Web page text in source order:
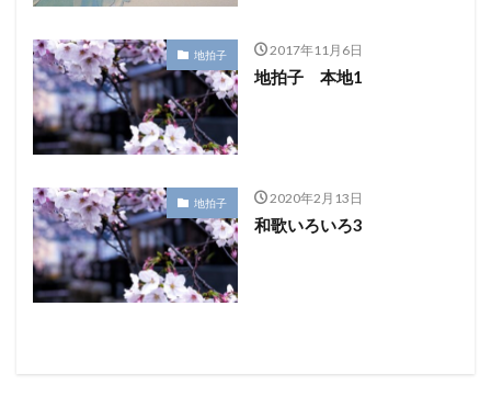
地拍子 2017年11月6日
地拍子 本地1
地拍子 2020年2月13日
和歌いろいろ3